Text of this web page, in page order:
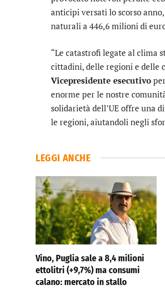
anticipi versati lo scorso
naturali a 446,6 milioni di
“Le catastrofi legate al clima
cittadini, delle regioni e delle
Vicepresidente esecutivo
enorme per le nostre
solidarietà dell’UE offre una
le regioni, aiutandoli negli
LEGGI ANCHE
Vino, Puglia sale a 8,4 milioni
ettolitri (+9,7%) ma consumi
calano: mercato in stallo